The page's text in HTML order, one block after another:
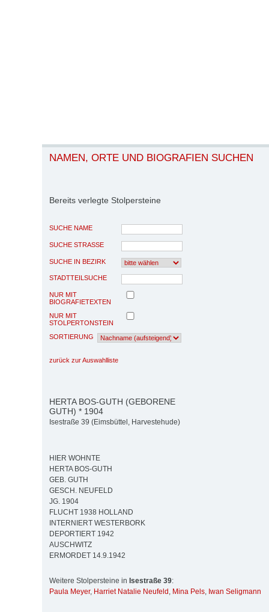
NAMEN, ORTE UND BIOGRAFIEN SUCHEN
Bereits verlegte Stolpersteine
SUCHE NAME
SUCHE STRASSE
SUCHE IN BEZIRK
STADTTEILSUCHE
NUR MIT
BIOGRAFIETEXTEN
NUR MIT
STOLPERTONSTEIN
SORTIERUNG
zurück zur Auswahlliste
HERTA BOS-GUTH (GEBORENE
GUTH) * 1904
Isestraße 39 (Eimsbüttel, Harvestehude)
HIER WOHNTE
HERTA BOS-GUTH
GEB. GUTH
GESCH. NEUFELD
JG. 1904
FLUCHT 1938 HOLLAND
INTERNIERT WESTERBORK
DEPORTIERT 1942
AUSCHWITZ
ERMORDET 14.9.1942
Weitere Stolpersteine in Isestraße 39:
Paula Meyer, Harriet Natalie Neufeld , Mina Pels, Iwan Seligmann